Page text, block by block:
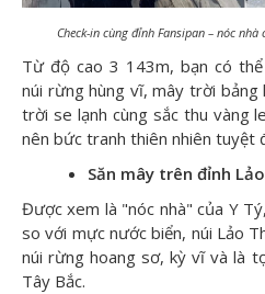
Check-in cùng đỉnh Fansipan – nóc
Từ độ cao 3 143m, bạn có
núi rừng hùng vĩ, mây trời bảng
trời se lạnh cùng sắc thu vàng
nên bức tranh thiên nhiên tuyệt
Săn mây trên đỉnh
Được xem là "nóc nhà" của Y
so với mực nước biển, núi Lảo
núi rừng hoang sơ, kỳ vĩ và là
Tây Bắc.